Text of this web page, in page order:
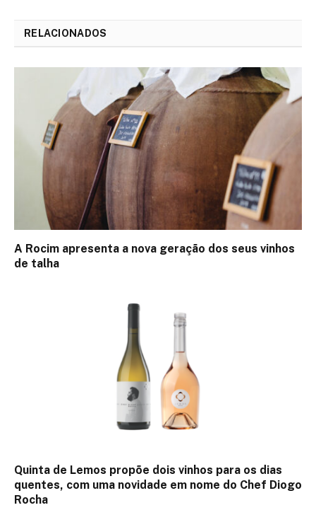
RELACIONADOS
A Rocim apresenta a nova geração dos seus vinhos
de talha
Quinta de Lemos propõe dois vinhos para os dias
quentes, com uma novidade em nome do Chef Diogo
Rocha